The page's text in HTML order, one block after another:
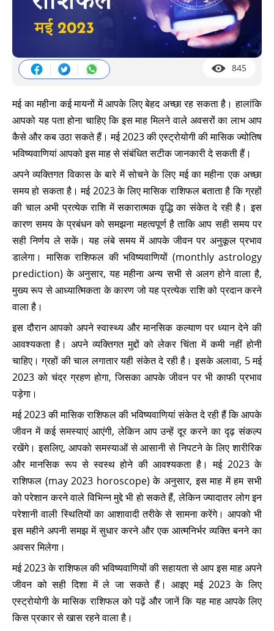
845
मई का महीना कई मायनों में आपके लिए बेहद अच्छा रह सकता है। हालांकि
आपको यह पता होना चाहिए कि इस माह मिलने वाले अवसरों का लाभ आप
कैसे और कब उठा सकते हैं। मई 2023 की एस्ट्रोयोगी की मासिक ज्योतिष
भविष्यवाणियां आपको इस माह से संबंधित सटीक जानकारी दे सकती हैं।
अपने व्यक्तिगत विकास के बारे में सोचने के लिए मई का महीना एक अच्छा
समय हो सकता है। मई 2023 के लिए मासिक राशिफल बताता है कि ग्रहों
की चाल अभी प्रत्येक राशि में सकारात्मक वृद्धि का संकेत दे रही है। इस
कारण समय के प्रबंधन को समझना महत्वपूर्ण है ताकि आप सही समय पर
सही निर्णय ले सकें। यह लंबे समय में आपके जीवन पर अनुकूल प्रभाव
डालेगा। मासिक राशिफल की भविष्यवाणियों (monthly astrology
prediction) के अनुसार, यह महीना अन्य सभी से अलग होने वाला है,
मुख्य रूप से आध्यात्मिकता के कारण जो यह प्रत्येक राशि को प्रदान करने
वाला है।
इस दौरान आपको अपने स्वास्थ्य और मानसिक कल्याण पर ध्यान देने की
आवश्यकता है। अपने व्यक्तिगत मुद्दों को लेकर चिंता में कमी नहीं होनी
चाहिए। ग्रहों की चाल लगातार यही संकेत दे रही है। इसके अलावा, 5 मई
2023 को चंद्र ग्रहण होगा, जिसका आपके जीवन पर भी काफी प्रभाव
पड़ेगा।
मई 2023 की मासिक राशिफल की भविष्यवाणियां संकेत दे रही हैं कि आपके
जीवन में कई समस्याएं आएंगी, लेकिन आप उन्हें दूर करने का दृढ़ संकल्प
रखेंगे। इसलिए, आपको समस्याओं से आसानी से निपटने के लिए शारीरिक
और मानसिक रूप से स्वस्थ होने की आवश्यकता है। मई 2023 के
राशिफल (may 2023 horoscope) के अनुसार, इस माह में हम सभी
को परेशान करने वाले विभिन्न मुद्दे भी हो सकते हैं, लेकिन ज्यादातर लोग इन
परेशानी वाली स्थितियों का आशावादी तरीके से सामना करेंगे। आपको भी
इस महीने अपनी समझ में सुधार करने और एक आत्मनिर्भर व्यक्ति बनने का
अवसर मिलेगा।
मई 2023 के राशिफल की भविष्यवाणियों की सहायता से आप इस माह अपने
जीवन को सही दिशा में ले जा सकते हैं। आइए मई 2023 के लिए
एस्ट्रोयोगी के मासिक राशिफल को पढ़ें और जानें कि यह माह आपके लिए
किस प्रकार से खास रहने वाला है।